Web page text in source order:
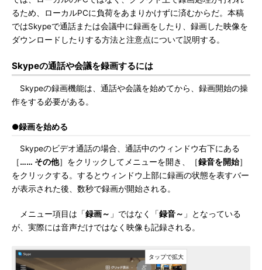
るため、ローカルPCに負荷をあまりかけずに済むからだ。本稿
ではSkypeで通話または会議中に録画をしたり、録画した映像を
ダウンロードしたりする方法と注意点について説明する。
Skypeの通話や会議を録画するには
Skypeの録画機能は、通話や会議を始めてから、録画開始の操
作をする必要がある。
●録画を始める
Skypeのビデオ通話の場合、通話中のウィンドウ右下にある
［…… その他］をクリックしてメニューを開き、［録音を開始］
をクリックする。するとウィンドウ上部に録画の状態を表すバー
が表示された後、数秒で録画が開始される。
メニュー項目は「録画～ 」ではなく「録音～ 」となっている
が、実際には音声だけではなく映像も記録される。